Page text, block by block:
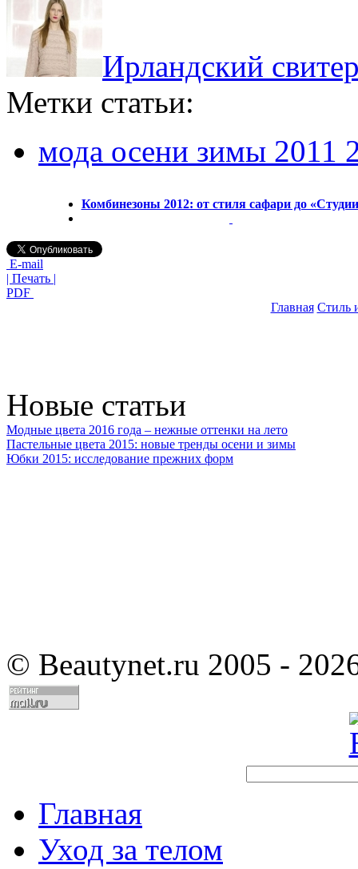
Ирландский
Метки статьи:
мода осени зимы 2011
Комбинезоны 2012: от стиля сафари до
E-mail
| Печать |
PDF
Главная Стиль
Новые статьи
Модные цвета 2016 года – нежные оттенки на лето
Пастельные цвета 2015: новые тренды осени и зимы
Юбки 2015: исследование прежних форм
© Beautynet.ru 2005 -
Главная
Уход за телом